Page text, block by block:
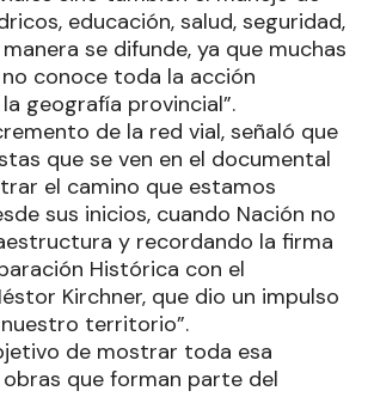
educación, salud, seguridad,
se difunde, ya que muchas
conoce toda la acción
geografía provincial”.
de la red vial, señaló que
que se ven en el documental
el camino que estamos
sus inicios, cuando Nación no
y recordando la firma
Histórica con el
Kirchner, que dio un impulso
territorio”.
de mostrar toda esa
que forman parte del